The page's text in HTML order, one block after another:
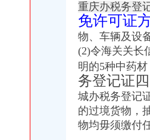
办理|代理税务登记】-厦门赶集网
证办理|代理税务登记】-东莞赶集网
登记证】-朝大望路易登网
记事宜_部门新闻_中国网
重庆办税务登
免许可证
物、车辆及设
(2)令海关关长
明的5种中药
务登记证
城办税务登记
的过境货物，
物均毋须缴付